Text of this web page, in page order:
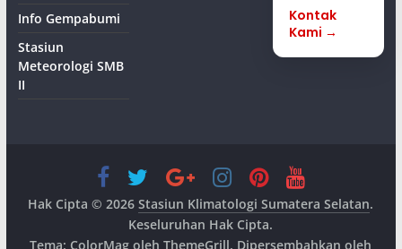
Info Gempabumi
Stasiun
Meteorologi SMB
II
Kontak
Kami →
Hak Cipta © 2026Stasiun Klimatologi Sumatera Selatan.
Keseluruhan Hak Cipta.
Tema: ColorMag oleh ThemeGrill. Dipersembahkan oleh